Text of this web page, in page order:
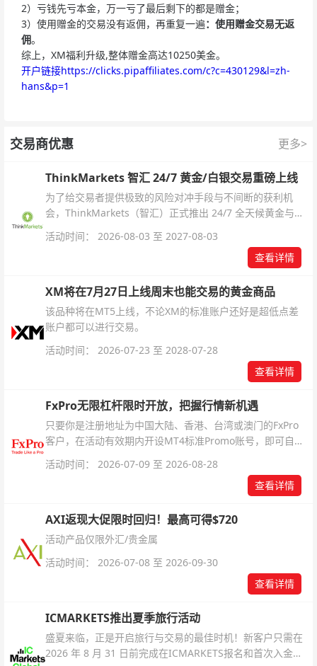
2）亏钱先亏本金，万一亏了最后剩下的都是赠金；
3）使用赠金的交易没有返佣，再重复一遍：使用赠金交易无返
佣。
综上，XM福利升级,整体赠金高达10250美金。
开户链接https://clicks.pipaffiliates.com/c?c=430129&l=zh-
hans&p=1
交易商优惠 更多>
ThinkMarkets 智汇 24/7 黄金/白银交易重磅上线
为了给交易者提供极致的风险对冲手段与不间断的获利机
会，ThinkMarkets（智汇）正式推出 24/7 全天候黄金与白
杆配置、支持软件及交易细则。
活动时间： 2026-08-03 至 2027-08-03
查看详情
XM将在7月27日上线周末也能交易的黄金商品
该品种将在MT5上线，不论XM的标准账户还好是超低点差
账户都可以进行交易。
活动时间： 2026-07-23 至 2028-07-28
查看详情
FxPro无限杠杆限时开放，把握行情新机遇
只要你是注册地址为中国大陆、香港、台湾或澳门的FxPro
客户，在活动有效期内开设MT4标准Promo账号，即可自动
活动时间： 2026-07-09 至 2026-08-28
查看详情
AXI返现大促限时回归！最高可得$720
活动产品仅限外汇/贵金属
活动时间： 2026-07-08 至 2026-09-30
查看详情
ICMARKETS推出夏季旅行活动
盛夏来临，正是开启旅行与交易的最佳时机！新客户只需在
2026 年 8 月 31 日前完成在ICMARKETS报名和首次入金即